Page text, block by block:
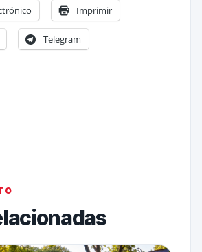
Imprimir
Telegram